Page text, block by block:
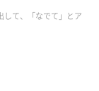
して、「なでて」とア